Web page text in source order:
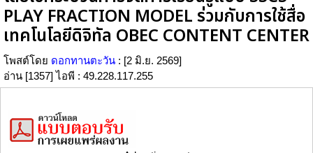
PLAY FRACTION MODEL ร่วมกับการใช้สื่อ
เทคโนโลยีดิจิทัล OBEC CONTENT CENTER
โพสต์โดย ดอกทานตะวัน : [2 มิ.ย. 2569]
อ่าน [1357] ไอพี : 49.228.117.255